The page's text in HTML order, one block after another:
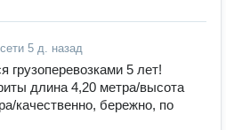
5 д. назад
5 лет!
длина 4,20 метра/высота
качественно, бережно, по